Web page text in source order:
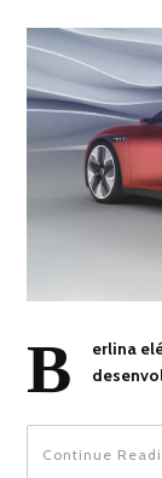
B
erlina
Continue